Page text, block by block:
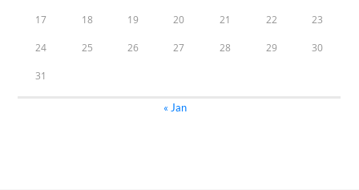
17 18 19 20 21 22 23
24 25 26 27 28 29 30
31
« Jan